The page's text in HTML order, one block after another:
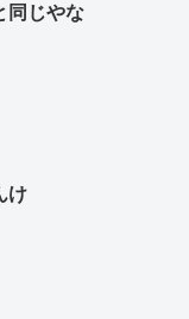
同じやな
け